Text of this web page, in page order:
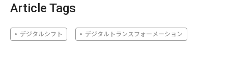
Article Tags
デジタルシフト デジタルトランスフォーメーション